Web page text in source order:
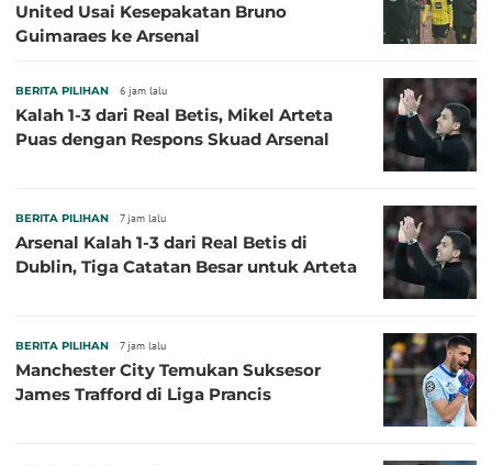
United Usai Kesepakatan Bruno
Guimaraes ke Arsenal
BERITA PILIHAN 6 jam lalu
Kalah 1-3 dari Real Betis, Mikel Arteta
Puas dengan Respons Skuad Arsenal
BERITA PILIHAN 7 jam lalu
Arsenal Kalah 1-3 dari Real Betis di
Dublin, Tiga Catatan Besar untuk Arteta
BERITA PILIHAN 7 jam lalu
Manchester City Temukan Suksesor
James Trafford di Liga Prancis